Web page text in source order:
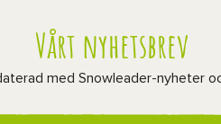
Vårt nyhetsbrev
med Snowleader-nyheter